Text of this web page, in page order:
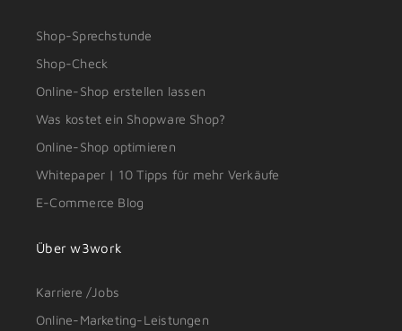
E-Commerce Service
Shop-Sprechstunde
Shop-Check
Online-Shop erstellen lassen
Was kostet ein Shopware Shop?
Online-Shop optimieren
E-Commerce Blog
Über w3work